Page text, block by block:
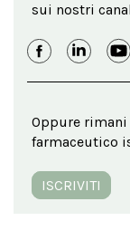
sui nostri
Oppure
farmaceutico
ISCRIVITI